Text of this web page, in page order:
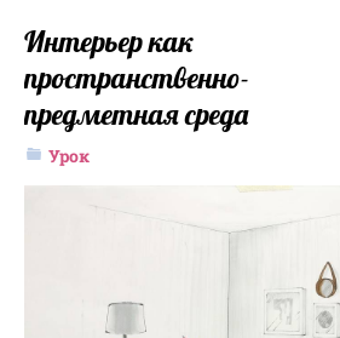
Интерьер как
пространственно-
предметная среда
Урок